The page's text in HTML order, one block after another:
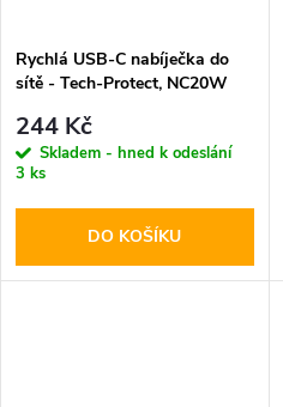
Rychlá USB-C nabíječka do
sítě - Tech-Protect, NC20W
244 Kč
Skladem - hned k odeslání
3 ks
DO KOŠÍKU